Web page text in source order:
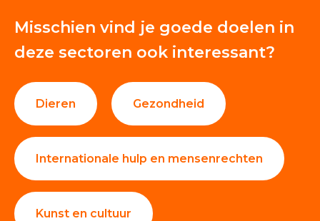
Misschien vind je goede doelen in
deze sectoren ook interessant?
Dieren Gezondheid
Internationale hulp en mensenrechten
Kunst en cultuur